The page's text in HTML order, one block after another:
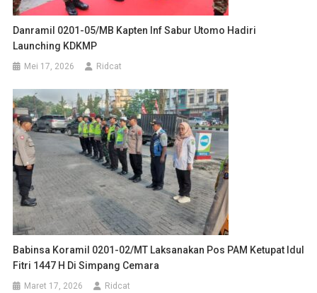
Danramil 0201-05/MB Kapten Inf Sabur Utomo Hadiri
Launching KDKMP
Mei 17, 2026 Ridcat
Babinsa Koramil 0201-02/MT Laksanakan Pos PAM Ketupat Idul
Fitri 1447 H Di Simpang Cemara
Maret 17, 2026 Ridcat